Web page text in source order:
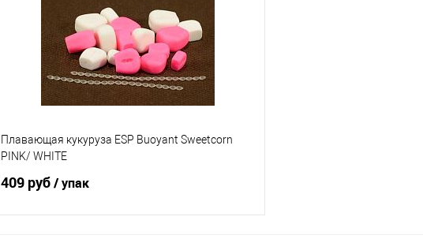
Купить в 1 клик
Сравнение
В избранное
В наличии
Плавающая кукуруза ESP Buoyant Sweetcorn
PINK/ WHITE
409 руб/ упак